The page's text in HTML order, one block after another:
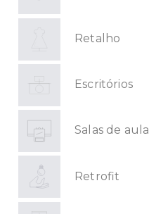
Retalho
Escritórios
Salas de aula
Retrofit